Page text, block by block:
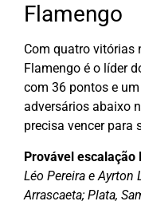
Flamengo
Com quatro vitórias
Flamengo é o líder
com 36 pontos e
adversários abaixo
precisa vencer para
Provável escalação
Léo Pereira e Ayrton
Arrascaeta; Plata,